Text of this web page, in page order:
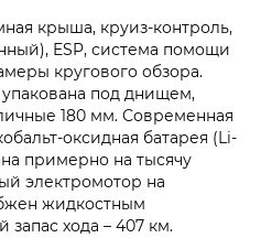
крыша, круиз-контроль,
ESP, система помощи
кругового обзора.
под днищем,
180 мм. Современная
оксидная батарея (Li-
примерно на тысячу
электромотор на
жидкостным
хода – 407 км.